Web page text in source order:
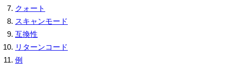
クォート
スキャンモード
互換性
リターンコード
例